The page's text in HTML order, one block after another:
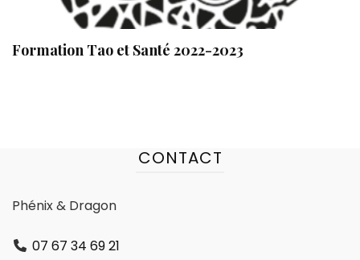
Formation Tao et Santé 2022-2023
CONTACT
Phénix & Dragon
07 67 34 69 21